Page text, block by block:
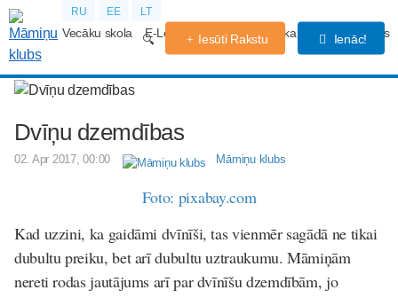
RU EE LT
Vecāku skola E-Lekcijas Grūtniecības kalendārs Forums
Iesūti Rakstu Ienāc!
Dvīņu dzemdības
02. Apr 2017, 00:00 Māmiņu klubs
Foto: pixabay.com
Kad uzzini, ka gaidāmi dvīnīši, tas vienmēr sagādā ne tikai
dubultu preiku, bet arī dubultu uztraukumu. Māmiņām
nereti rodas jautājums arī par dvīnīšu dzemdībām, jo